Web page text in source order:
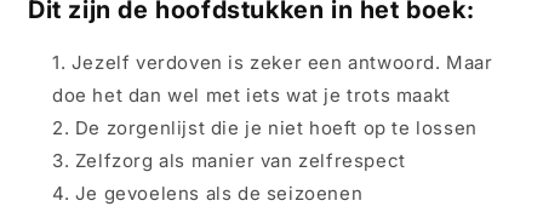
Dit zijn de hoofdstukken in het boek:
Jezelf verdoven is zeker een antwoord. Maar
doe het dan wel met iets wat je trots maakt
De zorgenlijst die je niet hoeft op te lossen
Zelfzorg als manier van zelfrespect
Je gevoelens als de seizoenen